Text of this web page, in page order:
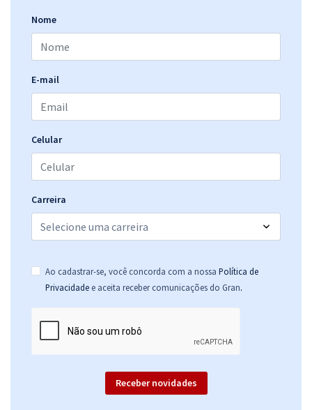
Nome
E-mail
Celular
Carreira
Ao cadastrar-se, você concorda com a nossa Política de
Privacidade e aceita receber comunicações do Gran.
Receber novidades